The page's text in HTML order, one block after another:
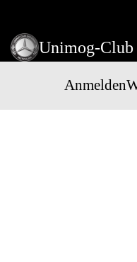
Unimog-Club
Anmelden